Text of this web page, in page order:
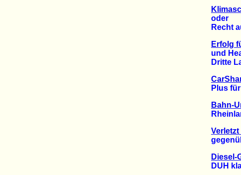
oder
Recht
Erfolg
und
Dritte
Plus für
Bahn-
Diesel-
DUH